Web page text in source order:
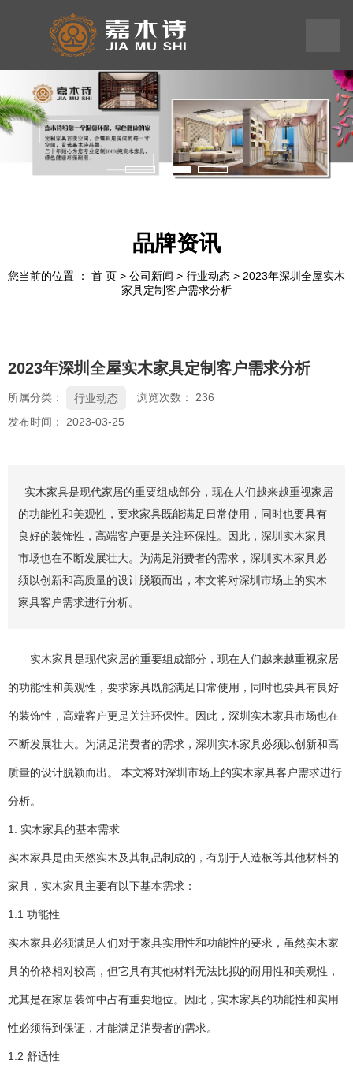
575
58
品牌资讯
您当前的位置 ： 首 页 > 公司新闻 > 行业动态 > 2023年深圳全屋实木
家具定制客户需求分析
2023年深圳全屋实木家具定制客户需求分析
所属分类： 行业动态 浏览次数： 236
发布时间： 2023-03-25
实木家具是现代家居的重要组成部分，现在人们越来越重视家居
的功能性和美观性，要求家具既能满足日常使用，同时也要具有
良好的装饰性，高端客户更是关注环保性。因此，深圳实木家具
市场也在不断发展壮大。为满足消费者的需求，深圳实木家具必
须以创新和高质量的设计脱颖而出，本文将对深圳市场上的实木
家具客户需求进行分析。
实木家具是现代家居的重要组成部分，现在人们越来越重视家居
的功能性和美观性，要求家具既能满足日常使用，同时也要具有良好
的装饰性，高端客户更是关注环保性。因此，深圳实木家具市场也在
不断发展壮大。为满足消费者的需求，深圳实木家具必须以创新和高
质量的设计脱颖而出。 本文将对深圳市场上的实木家具客户需求进行
分析。
1. 实木家具的基本需求
实木家具是由天然实木及其制品制成的，有别于人造板等其他材料的
家具，实木家具主要有以下基本需求：
1.1 功能性
实木家具必须满足人们对于家具实用性和功能性的要求，虽然实木家
具的价格相对较高，但它具有其他材料无法比拟的耐用性和美观性，
尤其是在家居装饰中占有重要地位。因此，实木家具的功能性和实用
性必须得到保证，才能满足消费者的需求。
1.2 舒适性